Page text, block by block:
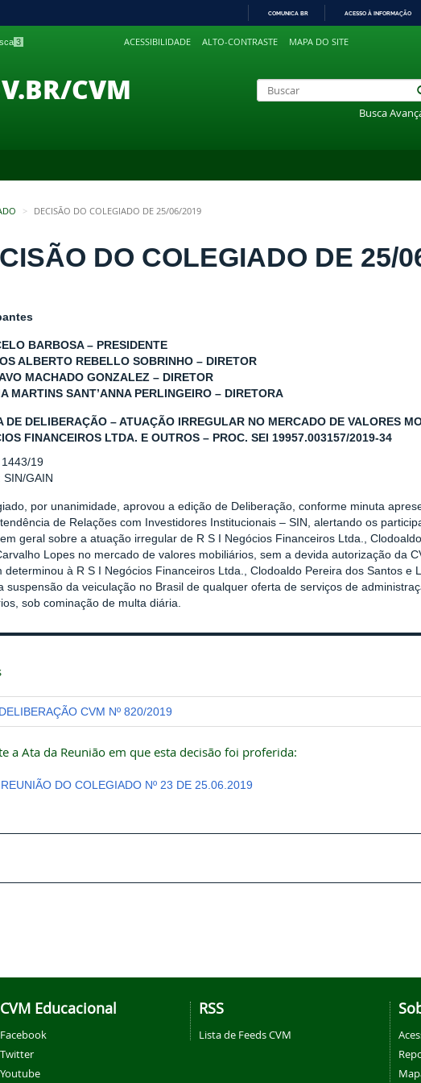
PARA
COMUNICA BR ACESSO À INFORMAÇÃO
3 ACESSIBILIDADE ALTO-CONTRASTE MAPA DO SITE
CVM
Busca
DECISÃO DO COLEGIADO DE 25/06/2019
DO COLEGIADO DE 25/
BARBOSA – PRESIDENTE
ALBERTO REBELLO SOBRINHO – DIRETOR
MACHADO GONZALEZ – DIRETOR
MARTINS SANT’ANNA PERLINGEIRO – DIRETORA
DE DELIBERAÇÃO – ATUAÇÃO IRREGULAR NO MERCADO DE VALORES
FINANCEIROS LTDA. E OUTROS – PROC. SEI 19957.003157/2019-34
1443/19
SIN/GAIN
por unanimidade, aprovou a edição de Deliberação, conforme minuta
de Relações com Investidores Institucionais – SIN, alertando os
geral sobre a atuação irregular de R S I Negócios Financeiros Ltda.,
Lopes no mercado de valores mobiliários, sem a devida autorização da
determinou à R S I Negócios Financeiros Ltda., Clodoaldo Pereira dos Santos e
suspensão da veiculação no Brasil de qualquer oferta de serviços de
sob cominação de multa diária.
DELIBERAÇÃO CVM Nº 820/2019
a Ata da Reunião em que esta decisão foi proferida:
REUNIÃO DO COLEGIADO Nº 23 DE 25.06.2019
CVM Educacional
Facebook
Twitter
Youtube
RSS
Lista de Feeds CVM